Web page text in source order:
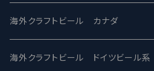
忽布古丹醸造 - HOP KOTAN
ワイマーケットブルーイング
Fair State フェアステイト
Lagunitas ラグニタス
ワイルドチャイルド - Wilde Child
BrewDog Brewery - ブリュードッグ
Heart Of Darkness - ハートオブダ
Carbon brews -カーボン
ROCKY RIDGE - ロッキーリッジ
BODRIGGY BREWING ボッドリ
海外クラフトビール カナダ
Jackie O's ジャッキーオーズ
海外クラフトビール ドイツビール系